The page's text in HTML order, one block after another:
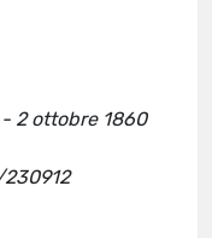
2 ottobre 1860